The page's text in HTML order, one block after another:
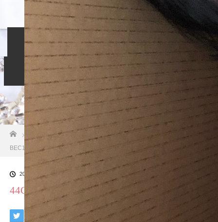
ホーム 入会のご案内 当相談所について
よくある質問 お問い合わせ
スタッフブログ
ブログ一覧
44C145A0-7E06-42E7-9F64-
BEC1C08E156B
2018.10.26
44C145A0-7E06-42E7-9F64-BEC1C08E156B